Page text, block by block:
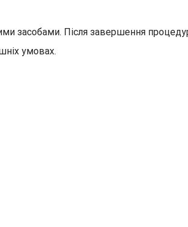
засобами. Після завершення
умовах.